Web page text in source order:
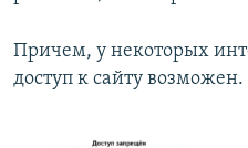
Причем, у некоторых
доступ к сайту возможен.